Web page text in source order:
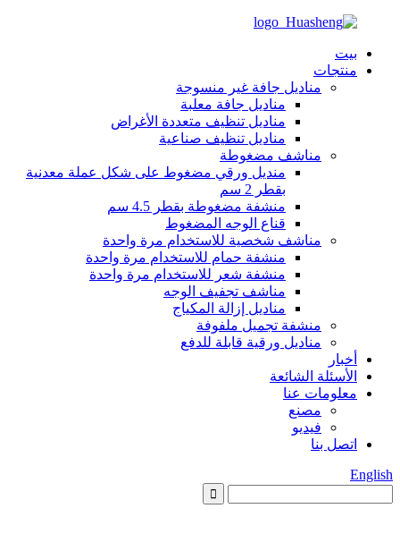
بيت
منتجات
مناديل جافة غير منسوجة
مناديل جافة معلبة
مناديل تنظيف متعددة الأغراض
مناديل تنظيف صناعية
مناشف مضغوطة
منديل ورقي مضغوط على شكل عملة معدنية
بقطر 2 سم
منشفة مضغوطة بقطر 4.5 سم
قناع الوجه المضغوط
مناشف شخصية للاستخدام مرة واحدة
منشفة حمام للاستخدام مرة واحدة
منشفة شعر للاستخدام مرة واحدة
مناشف تجفيف الوجه
مناديل إزالة المكياج
منشفة تجميل ملفوفة
مناديل ورقية قابلة للدفع
أخبار
الأسئلة الشائعة
معلومات عنا
مصنع
فيديو
اتصل بنا
English